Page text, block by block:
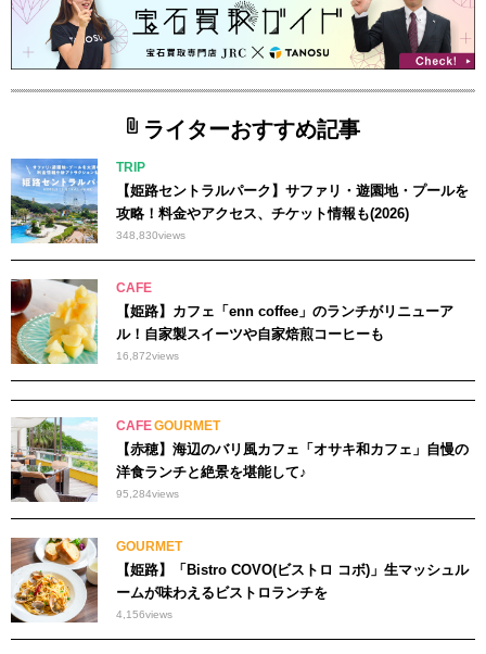
ライターおすすめ記事
TRIP
【姫路セントラルパーク】サファリ・遊園地・プールを
攻略！料金やアクセス、チケット情報も(2026)
348,830views
CAFE
【姫路】カフェ「enn coffee」のランチがリニューア
ル！自家製スイーツや自家焙煎コーヒーも
16,872views
CAFEGOURMET
【赤穂】海辺のバリ風カフェ「オサキ和カフェ」自慢の
洋食ランチと絶景を堪能して♪
95,284views
GOURMET
【姫路】「Bistro COVO(ビストロ コボ)」生マッシュル
ームが味わえるビストロランチを
4,156views